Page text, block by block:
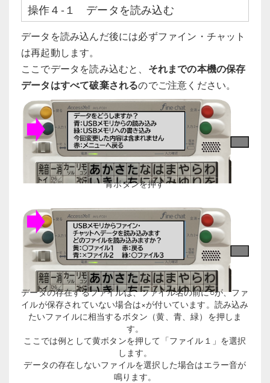
操作４-１ データを読み込む
データを読み込んだ後には必ずファイン・チャット
は再起動します。
ここでデータを読み込むと、 それまでの本機の保存
データはすべて破棄されるのでご注意ください。
青ボタンを押す
データの存在するファイルは、ファイル名の前に○が、ファ
イルが保存されていない場合は×が付いています。読み込み
たいファイルに相当するボタン（黄、青、緑）を押しま
す。
ここでは例として黄ボタンを押して「ファイル１」を選択
します。
データの存在しないファイルを選択した場合はエラー音が
鳴ります。